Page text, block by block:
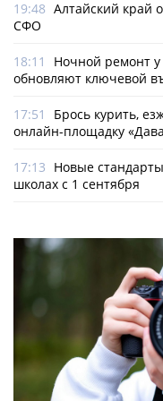
19:48 Алтайский край
СФО
18:11
Ночной ремонт у
обновляют ключевой
17:51
Брось курить,
онлайн-­площадку
17:13 Новые
школах с 1 сентября